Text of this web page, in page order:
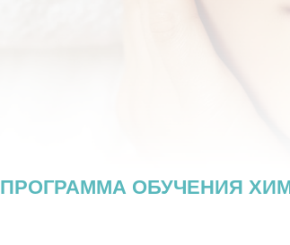
ПРОГРАММА ОБУЧЕНИЯ